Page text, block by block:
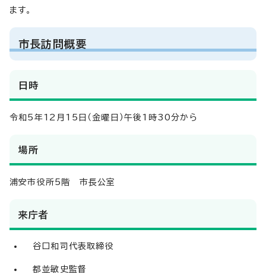
ます。
市長訪問概要
日時
令和5年12月15日（金曜日）午後1時30分から
場所
浦安市役所5階 市長公室
来庁者
谷口和司代表取締役
都並敏史監督